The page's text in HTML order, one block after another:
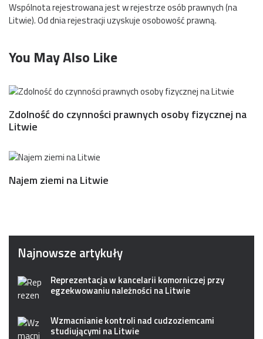
Wspólnota rejestrowana jest w rejestrze osób prawnych (na
Litwie). Od dnia rejestracji uzyskuje osobowość prawną.
You May Also Like
Zdolność do czynności prawnych osoby fizycznej na
Litwie
Najem ziemi na Litwie
Najnowsze artykuły
Reprezentacja w kancelarii komorniczej przy
egzekwowaniu należności na Litwie
Wzmacnianie kontroli nad cudzoziemcami
studiującymi na Litwie